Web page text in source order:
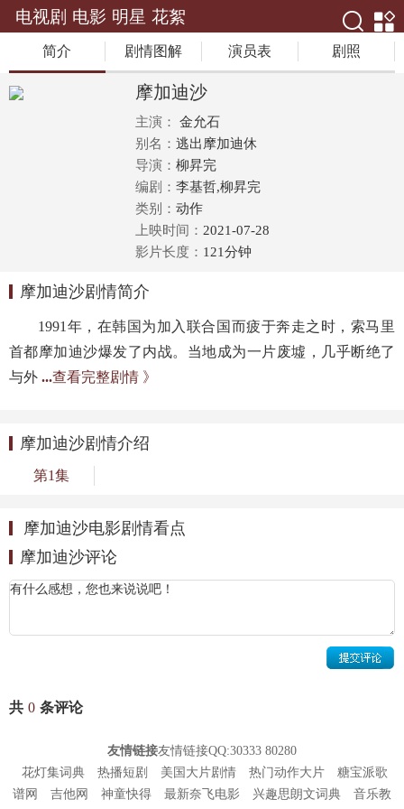
电视剧 电影 明星 花絮
简介 剧情图解 演员表 剧照
摩加迪沙
主演：
金允石
别名： 逃出摩加迪休
导演： 柳昇完
编剧： 李基哲,柳昇完
类别： 动作
上映时间： 2021-07-28
影片长度： 121分钟
摩加迪沙剧情简介
1991年，在韩国为加入联合国而疲于奔走之时，索马里
首都摩加迪沙爆发了内战。当地成为一片废墟，几乎断绝了
与外 ...查看完整剧情 》
摩加迪沙剧情介绍
第1集
摩加迪沙电影剧情看点
摩加迪沙评论
共 0 条评论
友情链接友情链接QQ:30333 80280
花灯集词典
热播短剧 美国大片剧情 热门动作大片
糖宝派歌
谱网
吉他网 神童快得 最新奈飞电影 兴趣思朗文词典 音乐教